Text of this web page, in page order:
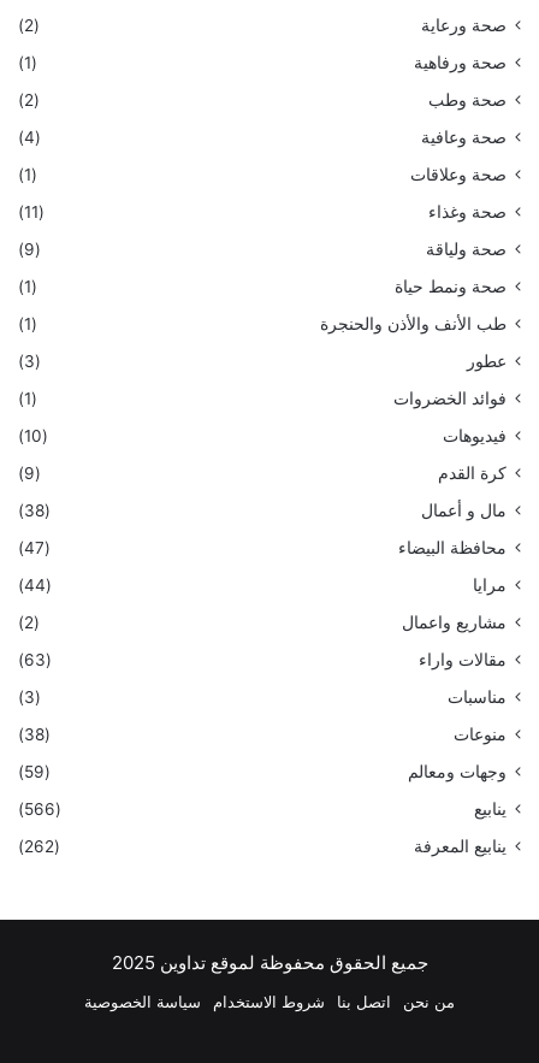
صحة ورعاية
(2)
صحة ورفاهية
(1)
صحة وطب
(2)
صحة وعافية
(4)
صحة وعلاقات
(1)
صحة وغذاء
(11)
صحة ولياقة
(9)
صحة ونمط حياة
(1)
طب الأنف والأذن والحنجرة
(1)
عطور
(3)
فوائد الخضروات
(1)
فيديوهات
(10)
كرة القدم
(9)
مال و أعمال
(38)
محافظة البيضاء
(47)
مرايا
(44)
مشاريع واعمال
(2)
مقالات واراء
(63)
مناسبات
(3)
منوعات
(38)
وجهات ومعالم
(59)
ينابيع
(566)
ينابيع المعرفة
(262)
جميع الحقوق محفوظة لموقع تداوين 2025
من نحن اتصل بنا شروط الاستخدام سياسة الخصوصية